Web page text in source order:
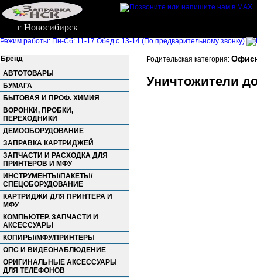
г Новосибирск
Режим работы: Пн-Сб: 11-17 Обед с 13-14 (По предварительному звонку)
Бренд
АВТОТОВАРЫ
БУМАГА
БЫТОВАЯ И ПРОФ. ХИМИЯ
ВОРОНКИ, ПРОБКИ,
ПЕРЕХОДНИКИ
ДЕМООБОРУДОВАНИЕ
ЗАПРАВКА КАРТРИДЖЕЙ
ЗАПЧАСТИ И РАСХОДКА ДЛЯ
ПРИНТЕРОВ И МФУ
ИНСТРУМЕНТЫ/ПАКЕТЫ/
СПЕЦОБОРУДОВАНИЕ
КАРТРИДЖИ ДЛЯ ПРИНТЕРА И
МФУ
КОМПЬЮТЕР. ЗАПЧАСТИ И
АКСЕССУАРЫ
КОПИРЫ/МФУ/ПРИНТЕРЫ
ОПС И ВИДЕОНАБЛЮДЕНИЕ
ОРИГИНАЛЬНЫЕ АКСЕССУАРЫ
ДЛЯ ТЕЛЕФОНОВ
Родительская категория:
Уничтожители